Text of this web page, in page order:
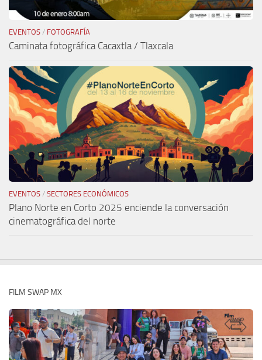
EVENTOS / FOTOGRAFÍA
Caminata fotográfica Cacaxtla / Tlaxcala
EVENTOS / SECTORES ECONÓMICOS
Plano Norte en Corto 2025 enciende la conversación
cinematográfica del norte
FILM SWAP MX